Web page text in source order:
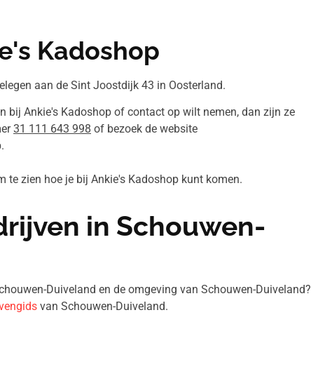
Kadoshop
aan de Sint Joostdijk 43 in Oosterland.
bij Ankie's Kadoshop of contact op wilt nemen, dan zijn ze
31 111 643 998 of bezoek de website
te zien hoe je bij Ankie's Kadoshop kunt komen.
in Schouwen-
Duiveland en de omgeving van Schouwen-Duiveland?
van Schouwen-Duiveland.